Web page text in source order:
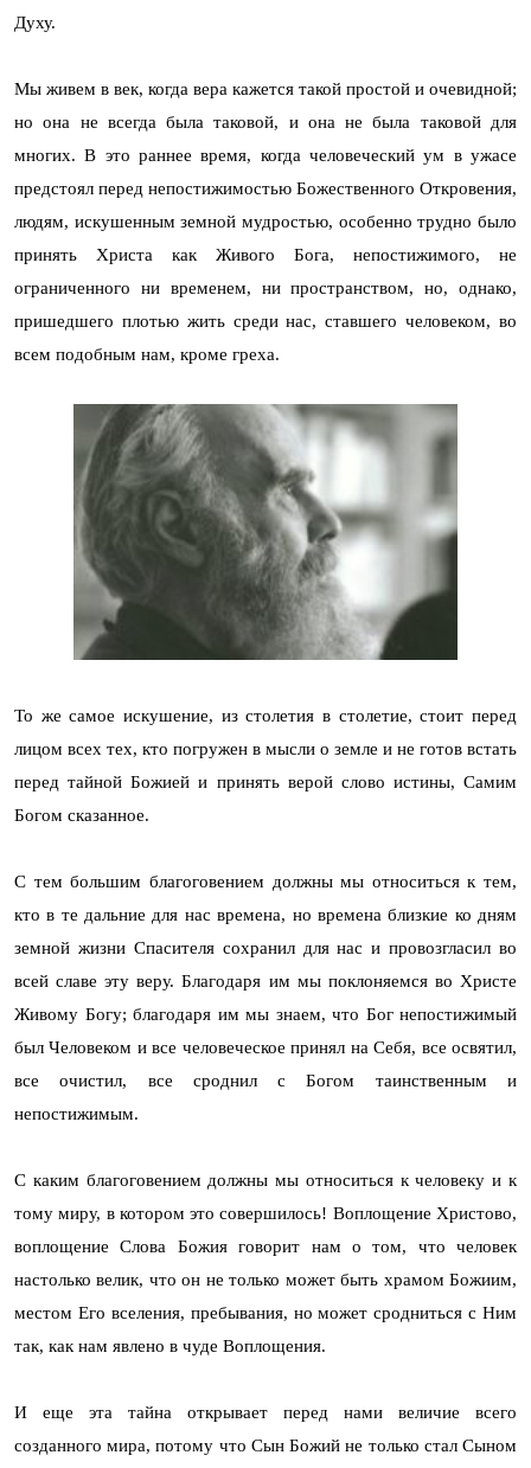
Духу.
Мы живем в век, когда вера кажется такой простой и очевидной;
но она не всегда была таковой, и она не была таковой для
многих. В это раннее время, когда человеческий ум в ужасе
предстоял перед непостижимостью Божественного Откровения,
людям, искушенным земной мудростью, особенно трудно было
принять Христа как Живого Бога, непостижимого, не
ограниченного ни временем, ни пространством, но, однако,
пришедшего плотью жить среди нас, ставшего человеком, во
всем подобным нам, кроме греха.
То же самое искушение, из столетия в столетие, стоит перед
лицом всех тех, кто погружен в мысли о земле и не готов встать
перед тайной Божией и принять верой слово истины, Самим
Богом сказанное.
С тем большим благоговением должны мы относиться к тем,
кто в те дальние для нас времена, но времена близкие ко дням
земной жизни Спасителя сохранил для нас и провозгласил во
всей славе эту веру. Благодаря им мы поклоняемся во Христе
Живому Богу; благодаря им мы знаем, что Бог непостижимый
был Человеком и все человеческое принял на Себя, все освятил,
все очистил, все сроднил с Богом таинственным и
непостижимым.
С каким благоговением должны мы относиться к человеку и к
тому миру, в котором это совершилось! Воплощение Христово,
воплощение Слова Божия говорит нам о том, что человек
настолько велик, что он не только может быть храмом Божиим,
местом Его вселения, пребывания, но может сродниться с Ним
так, как нам явлено в чуде Воплощения.
И еще эта тайна открывает перед нами величие всего
созданного мира, потому что Сын Божий не только стал Сыном